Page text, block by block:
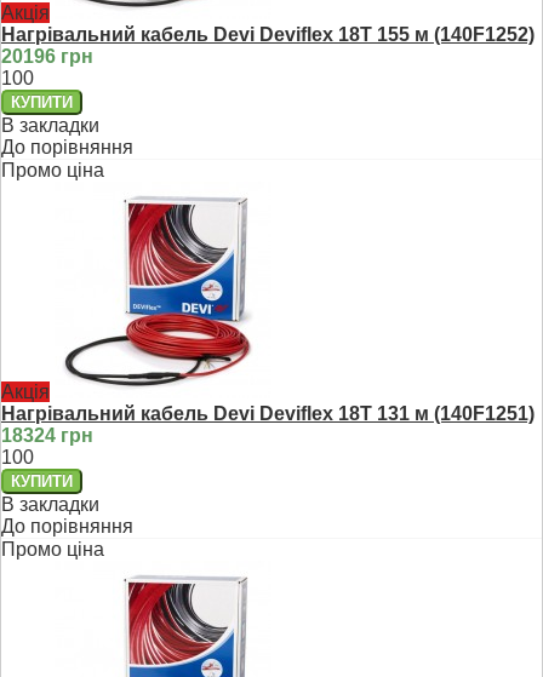
Акція
Нагрівальний кабель Devi Deviflex 18T 155 м (140F1252)
20196 грн
100
В закладки
До порівняння
Промо ціна
Акція
Нагрівальний кабель Devi Deviflex 18T 131 м (140F1251)
18324 грн
100
В закладки
До порівняння
Промо ціна